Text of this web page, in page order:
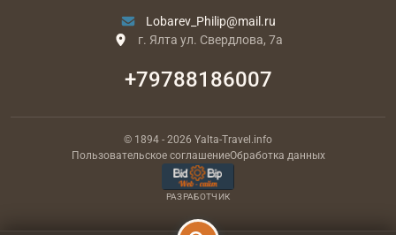
Lobarev_Philip@mail.ru
г. Ялта ул. Свердлова, 7а
+79788186007
© 1894 - 2026 Yalta-Travel.info
Пользовательское соглашениеОбработка данных
РАЗРАБОТЧИК